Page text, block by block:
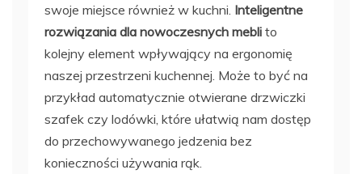
swoje miejsce również w kuchni. Inteligentne
rozwiązania dla nowoczesnych mebli to
kolejny element wpływający na ergonomię
naszej przestrzeni kuchennej. Może to być na
przykład automatycznie otwierane drzwiczki
szafek czy lodówki, które ułatwią nam dostęp
do przechowywanego jedzenia bez
konieczności używania rąk.